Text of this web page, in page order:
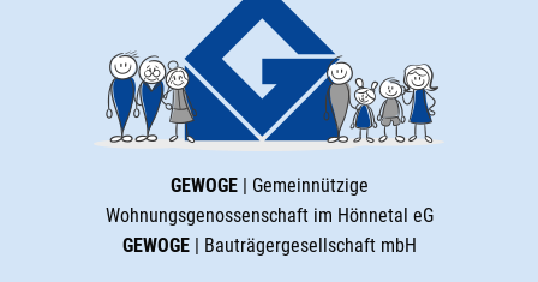
GEWOGE| Gemeinnützige
Wohnungsgenossenschaft im Hönnetal eG
GEWOGE| Bauträgergesellschaft mbH